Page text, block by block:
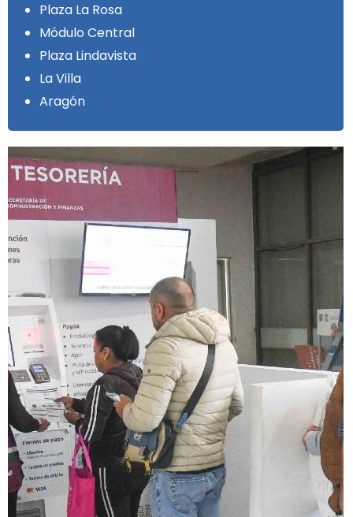
Plaza La Rosa
Módulo Central
Plaza Lindavista
La Villa
Aragón